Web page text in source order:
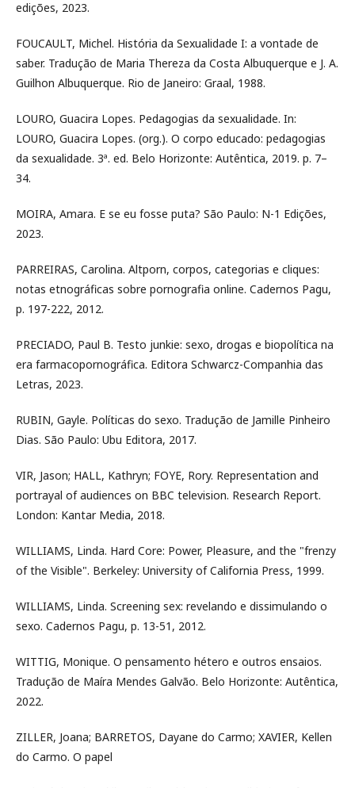
edições, 2023.
FOUCAULT, Michel. História da Sexualidade I: a vontade de
saber. Tradução de Maria Thereza da Costa Albuquerque e J. A.
Guilhon Albuquerque. Rio de Janeiro: Graal, 1988.
LOURO, Guacira Lopes. Pedagogias da sexualidade. In:
LOURO, Guacira Lopes. (org.). O corpo educado: pedagogias
da sexualidade. 3ª. ed. Belo Horizonte: Autêntica, 2019. p. 7–
34.
MOIRA, Amara. E se eu fosse puta? São Paulo: N-1 Edições,
2023.
PARREIRAS, Carolina. Altporn, corpos, categorias e cliques:
notas etnográficas sobre pornografia online. Cadernos Pagu,
p. 197-222, 2012.
PRECIADO, Paul B. Testo junkie: sexo, drogas e biopolítica na
era farmacopornográfica. Editora Schwarcz-Companhia das
Letras, 2023.
RUBIN, Gayle. Políticas do sexo. Tradução de Jamille Pinheiro
Dias. São Paulo: Ubu Editora, 2017.
VIR, Jason; HALL, Kathryn; FOYE, Rory. Representation and
portrayal of audiences on BBC television. Research Report.
London: Kantar Media, 2018.
WILLIAMS, Linda. Hard Core: Power, Pleasure, and the "frenzy
of the Visible". Berkeley: University of California Press, 1999.
WILLIAMS, Linda. Screening sex: revelando e dissimulando o
sexo. Cadernos Pagu, p. 13-51, 2012.
WITTIG, Monique. O pensamento hétero e outros ensaios.
Tradução de Maíra Mendes Galvão. Belo Horizonte: Autêntica,
2022.
ZILLER, Joana; BARRETOS, Dayane do Carmo; XAVIER, Kellen
do Carmo. O papel